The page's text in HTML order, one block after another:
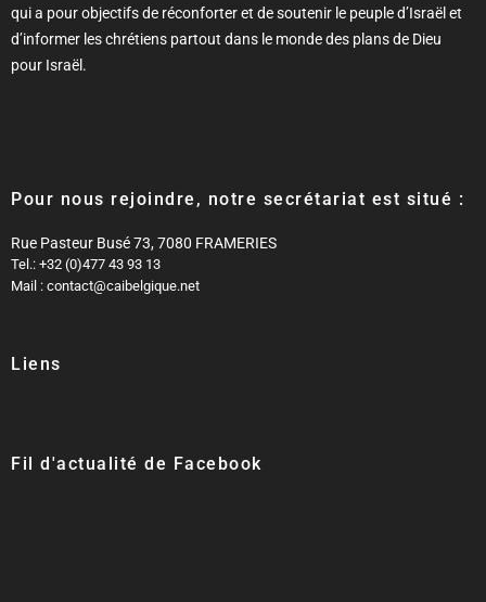
qui a pour objectifs de réconforter et de soutenir le peuple d’Israël et
d’informer les chrétiens partout dans le monde des plans de Dieu
pour Israël.
Pour nous rejoindre, notre secrétariat est situé :
Rue Pasteur Busé 73, 7080 FRAMERIES
Tel.: +32 (0)477 43 93 13
Mail : contact@caibelgique.net
Liens
Fil d'actualité de Facebook